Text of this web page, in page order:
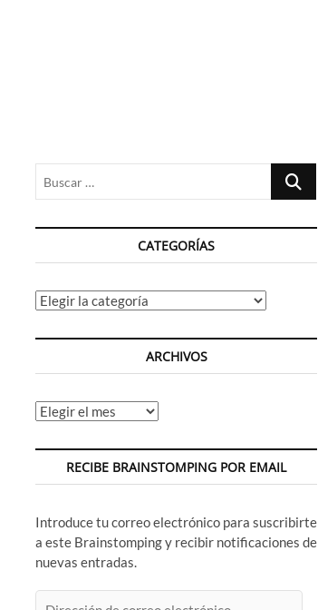
Buscar
CATEGORÍAS
Categorías
ARCHIVOS
Archivos
RECIBE BRAINSTOMPING POR EMAIL
Introduce tu correo electrónico para suscribirte
a este Brainstomping y recibir notificaciones de
nuevas entradas.